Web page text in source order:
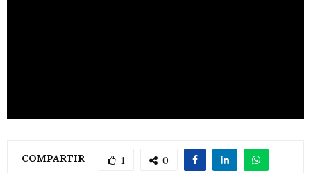
COMPARTIR 1 0